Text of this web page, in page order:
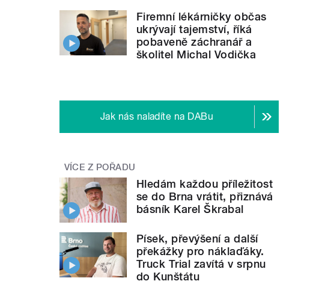
Firemní lékárničky občas
ukrývají tajemství, říká
pobaveně záchranář a
školitel Michal Vodička
Jak nás naladíte na DABu
VÍCE Z POŘADU
Hledám každou příležitost
se do Brna vrátit, přiznává
básník Karel Škrabal
Písek, převýšení a další
překážky pro náklaďáky.
Truck Trial zavítá v srpnu
do Kunštátu